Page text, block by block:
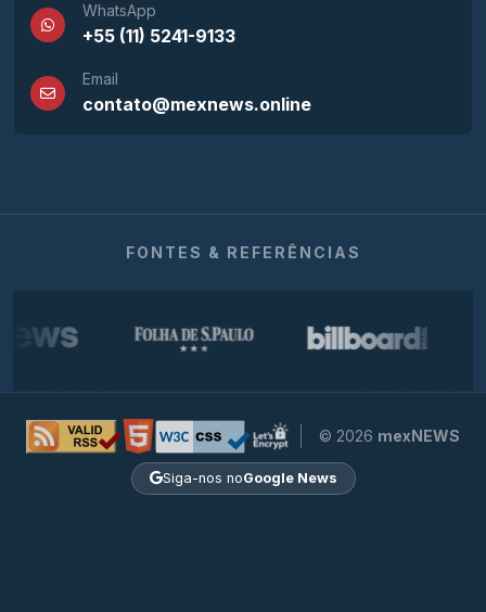
WhatsApp
+55 (11) 5241-9133
Email
contato@mexnews.online
FONTES & REFERÊNCIAS
© 2026 mexNEWS
Siga-nos noGoogle News